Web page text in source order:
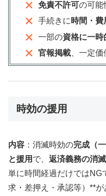
免責不許可の可能
手続きに 時間・費
一部の資格に一時
官報掲載、一定価
時効の援用
内容 ：消滅時効の完成（
と援用 で、 返済義務の消
単に時間経過だけではNG
求・差押え・承認等）**が